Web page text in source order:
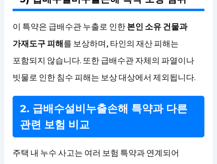
이 특약은 급배수관 누출로 인한본인 소유 건물과
가재도구 피해를 보상하며, 타인의 재산 피해는
포함되지 않습니다. 또한 급배수관 자체의 파열이나
빗물로 인한 침수 피해는 보상 대상에서 제외됩니다.
2. 급배수설비누출손해 특약과 다른
관련 보험 비교
주택 내 누수 사고는 여러 보험 특약과 연계되어